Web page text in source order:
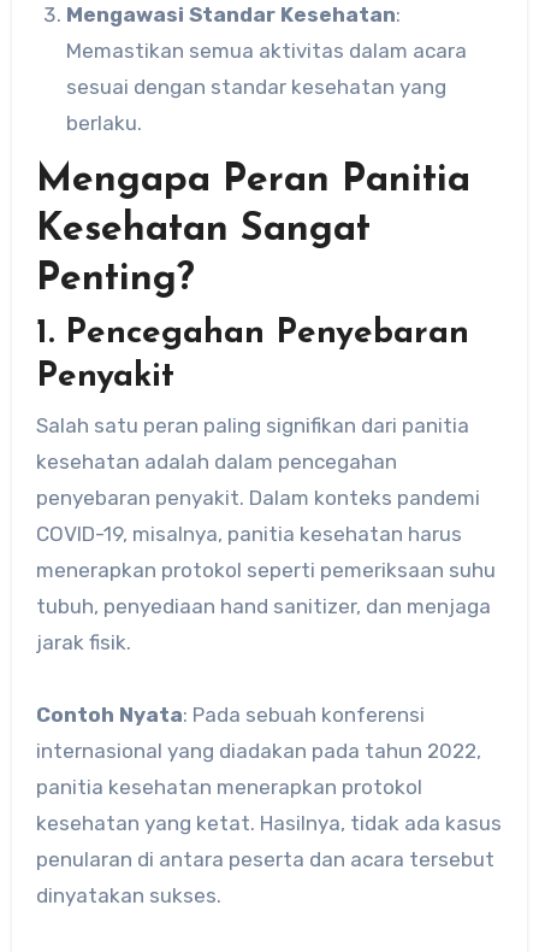
Mengawasi Standar Kesehatan:
Memastikan semua aktivitas dalam acara
sesuai dengan standar kesehatan yang
berlaku.
Mengapa Peran Panitia
Kesehatan Sangat
Penting?
1. Pencegahan Penyebaran
Penyakit
Salah satu peran paling signifikan dari panitia
kesehatan adalah dalam pencegahan
penyebaran penyakit. Dalam konteks pandemi
COVID-19, misalnya, panitia kesehatan harus
menerapkan protokol seperti pemeriksaan suhu
tubuh, penyediaan hand sanitizer, dan menjaga
jarak fisik.
Contoh Nyata: Pada sebuah konferensi
internasional yang diadakan pada tahun 2022,
panitia kesehatan menerapkan protokol
kesehatan yang ketat. Hasilnya, tidak ada kasus
penularan di antara peserta dan acara tersebut
dinyatakan sukses.